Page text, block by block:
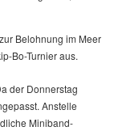
Belohnung im Meer
Bo-Turnier aus.
der Donnerstag
Anstelle
Miniband-